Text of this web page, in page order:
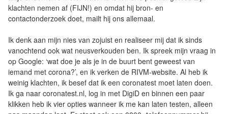
klachten nemen af (FIJN!) en omdat hij bron- en
contactonderzoek doet, mailt hij ons allemaal.
Ik denk aan mijn nies van zojuist en realiseer mij dat ik sinds
vanochtend ook wat neusverkouden ben. Ik spreek mijn vraag in
op Google: ‘wat doe je als je in de buurt bent geweest van
iemand met corona?’, en ik verken de RIVM-website. Al heb ik
weinig klachten, ik besef dat ik een coronatest moet laten doen.
Ik ga naar coronatest.nl, log in met DigiD en binnen een paar
klikken heb ik vier opties wanneer ik me kan laten testen, alleen